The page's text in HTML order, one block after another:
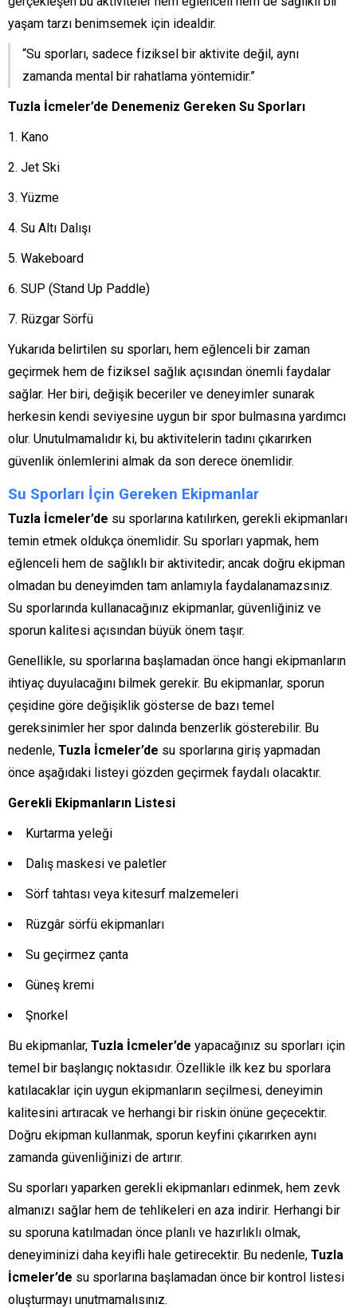
yaşam tarzı benimsemek için idealdir.
“Su sporları, sadece fiziksel bir aktivite değil, aynı
zamanda mental bir rahatlama yöntemidir.”
Tuzla İcmeler’de Denemeniz Gereken Su Sporları
Kano
Jet Ski
Yüzme
Su Altı Dalışı
Wakeboard
SUP (Stand Up Paddle)
Rüzgar Sörfü
Yukarıda belirtilen su sporları, hem eğlenceli bir zaman
geçirmek hem de fiziksel sağlık açısından önemli faydalar
sağlar. Her biri, değişik beceriler ve deneyimler sunarak
herkesin kendi seviyesine uygun bir spor bulmasına yardımcı
olur. Unutulmamalıdır ki, bu aktivitelerin tadını çıkarırken
güvenlik önlemlerini almak da son derece önemlidir.
Su Sporları İçin Gereken Ekipmanlar
Tuzla İcmeler’de su sporlarına katılırken, gerekli ekipmanları
temin etmek oldukça önemlidir. Su sporları yapmak, hem
eğlenceli hem de sağlıklı bir aktivitedir; ancak doğru ekipman
olmadan bu deneyimden tam anlamıyla faydalanamazsınız.
Su sporlarında kullanacağınız ekipmanlar, güvenliğiniz ve
sporun kalitesi açısından büyük önem taşır.
Genellikle, su sporlarına başlamadan önce hangi ekipmanların
ihtiyaç duyulacağını bilmek gerekir. Bu ekipmanlar, sporun
çeşidine göre değişiklik gösterse de bazı temel
gereksinimler her spor dalında benzerlik gösterebilir. Bu
nedenle, Tuzla İcmeler’de su sporlarına giriş yapmadan
önce aşağıdaki listeyi gözden geçirmek faydalı olacaktır.
Gerekli Ekipmanların Listesi
Kurtarma yeleği
Dalış maskesi ve paletler
Sörf tahtası veya kitesurf malzemeleri
Rüzgâr sörfü ekipmanları
Su geçirmez çanta
Güneş kremi
Şnorkel
Bu ekipmanlar, Tuzla İcmeler’de yapacağınız su sporları için
temel bir başlangıç noktasıdır. Özellikle ilk kez bu sporlara
katılacaklar için uygun ekipmanların seçilmesi, deneyimin
kalitesini artıracak ve herhangi bir riskin önüne geçecektir.
Doğru ekipman kullanmak, sporun keyfini çıkarırken aynı
zamanda güvenliğinizi de artırır.
Su sporları yaparken gerekli ekipmanları edinmek, hem zevk
almanızı sağlar hem de tehlikeleri en aza indirir. Herhangi bir
su sporuna katılmadan önce planlı ve hazırlıklı olmak,
deneyiminizi daha keyifli hale getirecektir. Bu nedenle, Tuzla
İcmeler’de su sporlarına başlamadan önce bir kontrol listesi
oluşturmayı unutmamalısınız.